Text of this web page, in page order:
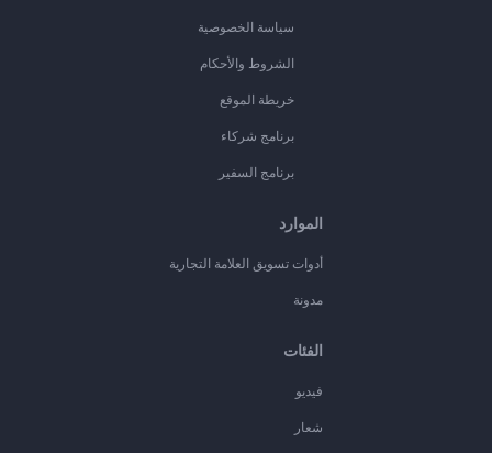
سياسة الخصوصية
الشروط والأحكام
خريطة الموقع
برنامج شركاء
برنامج السفير
الموارد
أدوات تسويق العلامة التجارية
مدونة
الفئات
فيديو
شعار